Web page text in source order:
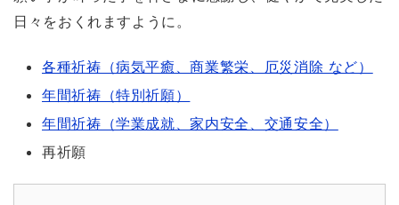
日々をおくれますように。
各種祈祷（病気平癒、商業繁栄、厄災消除 など）
年間祈祷（特別祈願）
年間祈祷（学業成就、家内安全、交通安全）
再祈願